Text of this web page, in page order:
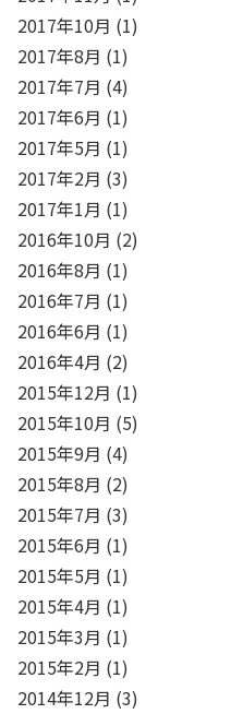
2017年10月 (1)
2017年8月 (1)
2017年7月 (4)
2017年6月 (1)
2017年5月 (1)
2017年2月 (3)
2017年1月 (1)
2016年10月 (2)
2016年8月 (1)
2016年7月 (1)
2016年6月 (1)
2016年4月 (2)
2015年12月 (1)
2015年10月 (5)
2015年9月 (4)
2015年8月 (2)
2015年7月 (3)
2015年6月 (1)
2015年5月 (1)
2015年4月 (1)
2015年3月 (1)
2015年2月 (1)
2014年12月 (3)